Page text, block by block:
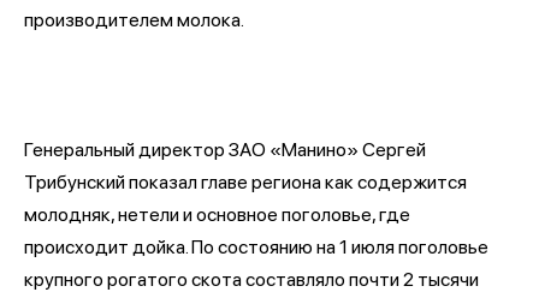
производителем молока.
Генеральный директор ЗАО «Манино» Сергей
Трибунский показал главе региона как содержится
молодняк, нетели и основное поголовье, где
происходит дойка. По состоянию на 1 июля поголовье
крупного рогатого скота составляло почти 2 тысячи